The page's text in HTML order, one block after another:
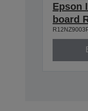
Epson
board